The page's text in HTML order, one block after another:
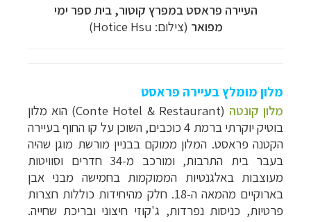
העיירה פראסט במפרץ קוטור, בית ספר ימי
מפואר (צילום: Hotice Hsu
)
מלון מומלץ בעיירה פראסט
מלון קונטה (
Conte Hotel & Restaurant) הוא מלון
בוטיק יוקרתי ברמת 4 כוכבים, השוכן על קו החוף בעיירה
הקטנה פראסט. המלון ממוקם בבניין מורשת מוגן שהיה
בעבר בית התרבות, ומורכב מ-34 חדרים וסוויטות
מעוצבות באלגנטיות הממוקמות בחמישה מבני אבן
בארוקיים מהמאה ה-18. חלק מהיחידות כוללות חצרות
פרטיות, כניסות נפרדות, ג'קוזי חיצוני ובריכת שחייה.